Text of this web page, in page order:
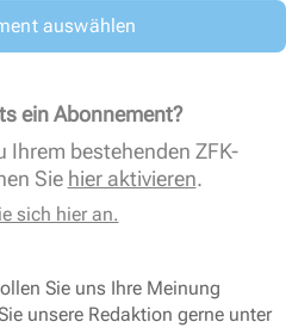
auswählen
ein Abonnement?
Ihrem bestehenden ZFK-
Sie hier aktivieren.
sich hier an.
Sie uns Ihre Meinung
unsere Redaktion gerne unter